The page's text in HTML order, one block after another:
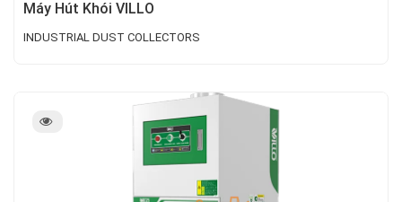
Máy Hút Khói VILLO
INDUSTRIAL DUST COLLECTORS